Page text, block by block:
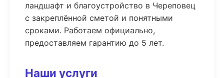
ландшафт и благоустройство в Череповец
с закреплённой сметой и понятными
сроками. Работаем официально,
предоставляем гарантию до 5 лет.
Наши услуги